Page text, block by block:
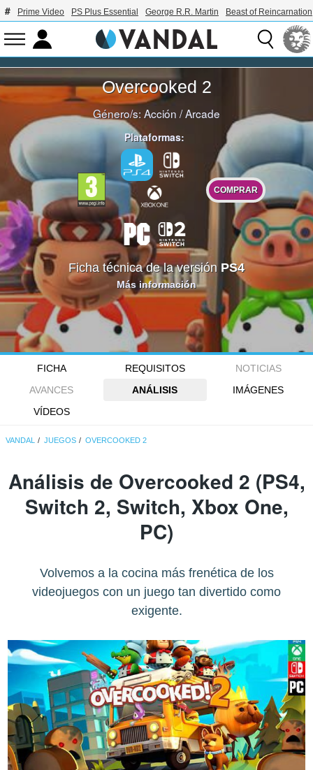
Prime Video PS Plus Essential George R.R. Martin Beast of Reincarnation
Overcooked 2
Género/s:Acción /Arcade
Plataformas:
COMPRAR
Ficha técnica de la versión PS4
Más información
FICHA REQUISITOS
NOTICIAS
AVANCES
ANÁLISIS
IMÁGENES
VÍDEOS
VANDAL JUEGOS OVERCOOKED 2
Análisis de Overcooked 2 (PS4,
Switch 2, Switch, Xbox One,
PC)
Volvemos a la cocina más frenética de los
videojuegos con un juego tan divertido como
exigente.